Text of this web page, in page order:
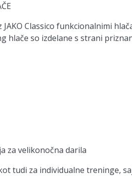
Classico funkcionalnimi
hlače so izdelane s strani
za velikonočna darila
tudi za individualne treninge,